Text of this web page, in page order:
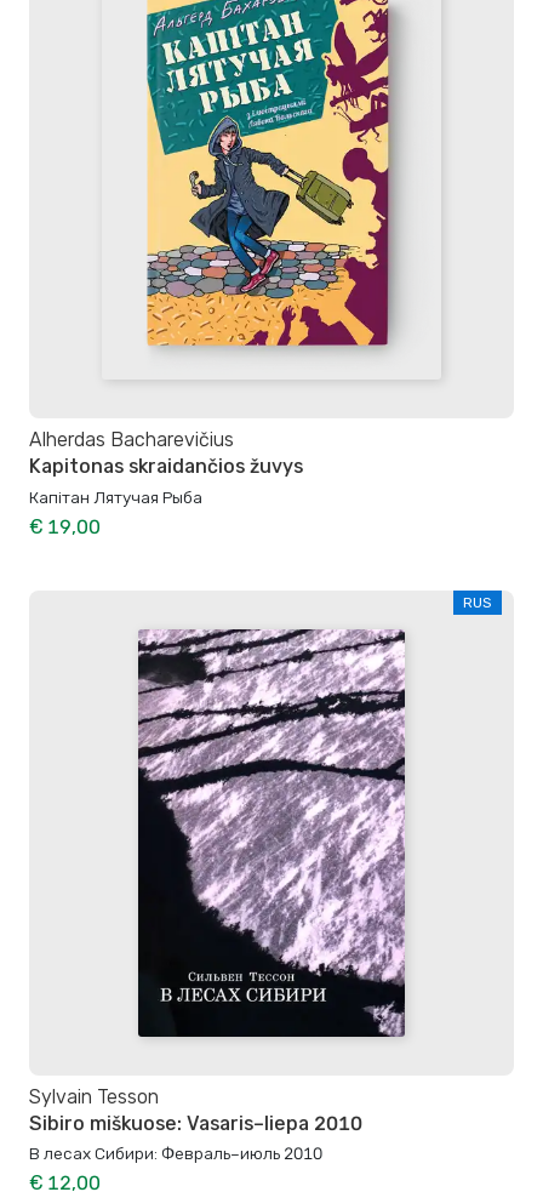
Alherdas Bacharevičius
Kapitonas skraidančios žuvys
Капітан Лятучая Рыба
€ 19,00
RUS
Sylvain Tesson
Sibiro miškuose: Vasaris–liepa 2010
В лесах Сибири: Февраль–июль 2010
€ 12,00